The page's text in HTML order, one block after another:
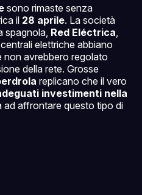
sono rimaste senza
il 28 aprile. La società
spagnola, Red Eléctrica,
elettriche abbiano
non avrebbero regolato
della rete. Grosse
replicano che il vero
investimenti nella
ad affrontare questo tipo di